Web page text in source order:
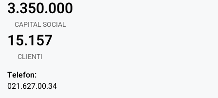
CAPITAL SOCIAL
3.350.000
CLIENTI
15.157
Telefon:
021.627.00.34